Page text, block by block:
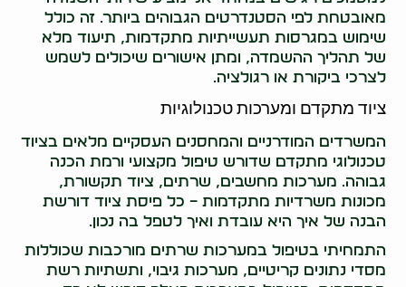
מאובטחת לפי הסטנדרטים הגבוהים ביותר. זה כולל
שימוש במגרסות תעשייתיות מתקדמות, תיעוד מלא
של תהליך ההשמדה, ומתן אישורים שיכולים לשמש
לצרכי ביקורת או רגולציה.
ציוד מתקדם ומערכות טכנולוגיות
המשרדים המודרניים והמחסנים העסקיים מלאים בציוד
טכנולוגי מתקדם שדורש טיפול מקצועי ורמת הכנה
גבוהה. מערכות מחשבים, שרתים, ציוד תקשורת,
מכונות משרדיות מתקדמות – כל פיסת ציוד דורשת
הבנה של איך היא עובדת ואיך לטפל בה נכון.
התמחיתי בטיפול במערכות שרתים מורכבות שכוללות
מסדי נתונים קריטיים, מערכות גיבוי, ותשתיות רשת